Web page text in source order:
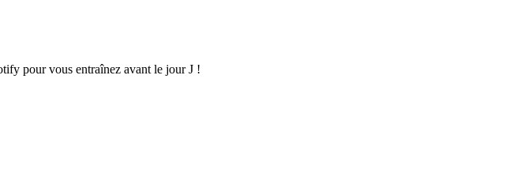
pour vous entraînez avant le jour J !